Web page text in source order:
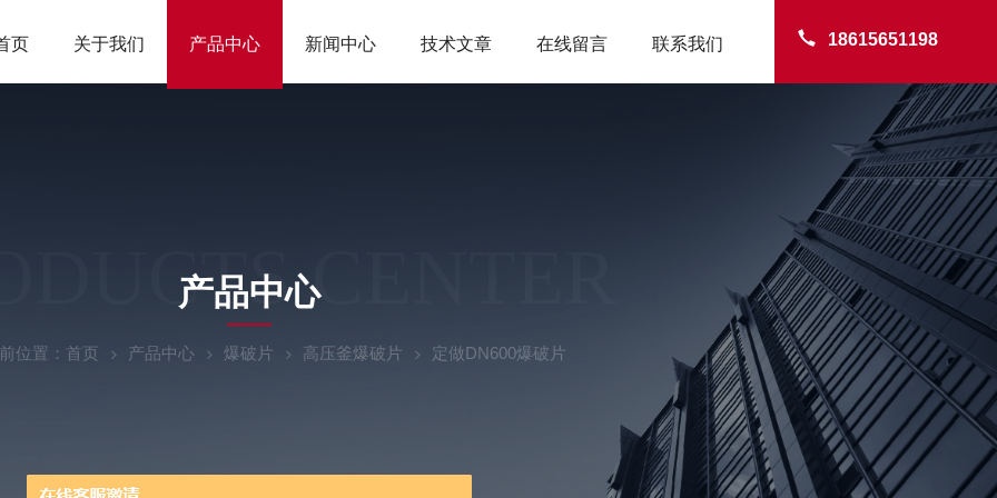
18615651198
页 关于我们 产品中心 新闻中心 技术文章 在线留言 联系我们
CENTER
产品中心
位置： 首页 产品中心 爆破片 高压釜爆破片 定做DN600爆破片